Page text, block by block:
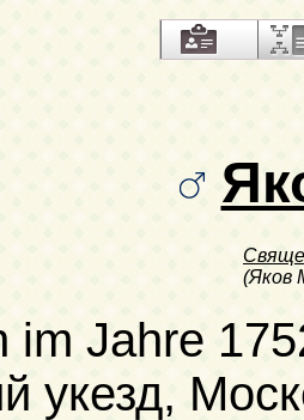
(Яков
im Jahre
укезд,